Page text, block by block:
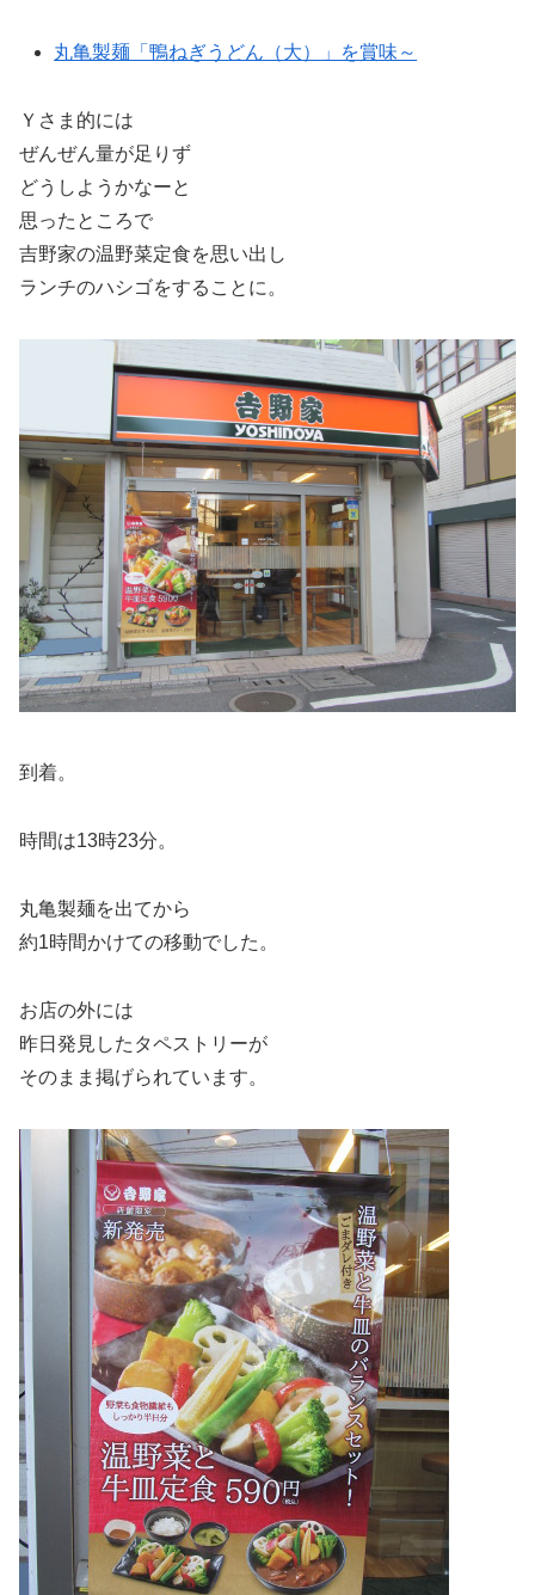
丸亀製麺「鴨ねぎうどん（大）」を賞味～
Ｙさま的には
ぜんぜん量が足りず
どうしようかなーと
思ったところで
吉野家の温野菜定食を思い出し
ランチのハシゴをすることに。
到着。
時間は13時23分。
丸亀製麺を出てから
約1時間かけての移動でした。
お店の外には
昨日発見したタペストリーが
そのまま掲げられています。